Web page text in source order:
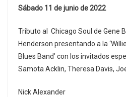
Sábado 11 de junio de 2022
Tributo al Chicago Soul de Gene
Henderson presentando a la
Blues Band’ con los invitados
Samota Acklin, Theresa Davis,
Nick Alexander